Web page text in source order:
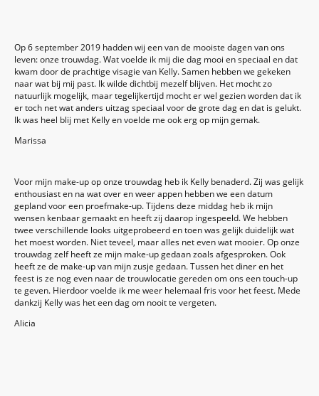
Op 6 september 2019 hadden wij een van de mooiste dagen van ons
leven: onze trouwdag. Wat voelde ik mij die dag mooi en speciaal en dat
kwam door de prachtige visagie van Kelly. Samen hebben we gekeken
naar wat bij mij past. Ik wilde dichtbij mezelf blijven. Het mocht zo
natuurlijk mogelijk, maar tegelijkertijd mocht er wel gezien worden dat ik
er toch net wat anders uitzag speciaal voor de grote dag en dat is gelukt.
Ik was heel blij met Kelly en voelde me ook erg op mijn gemak.
Marissa
Voor mijn make-up op onze trouwdag heb ik Kelly benaderd. Zij was gelijk
enthousiast en na wat over en weer appen hebben we een datum
gepland voor een proefmake-up. Tijdens deze middag heb ik mijn
wensen kenbaar gemaakt en heeft zij daarop ingespeeld. We hebben
twee verschillende looks uitgeprobeerd en toen was gelijk duidelijk wat
het moest worden. Niet teveel, maar alles net even wat mooier. Op onze
trouwdag zelf heeft ze mijn make-up gedaan zoals afgesproken. Ook
heeft ze de make-up van mijn zusje gedaan. Tussen het diner en het
feest is ze nog even naar de trouwlocatie gereden om ons een touch-up
te geven. Hierdoor voelde ik me weer helemaal fris voor het feest. Mede
dankzij Kelly was het een dag om nooit te vergeten.
Alicia